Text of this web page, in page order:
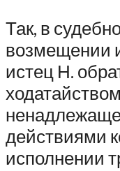
Так, в
возмещении
истец Н.
действиями
исполнении